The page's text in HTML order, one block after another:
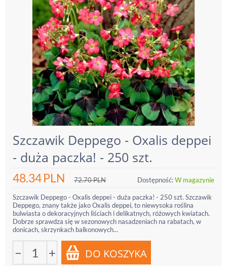
Szczawik Deppego - Oxalis deppei
- duża paczka! - 250 szt.
48.34PLN 72.70PLN Dostępność:W magazynie
Szczawik Deppego - Oxalis deppei - duża paczka! - 250 szt. Szczawik
Deppego, znany także jako Oxalis deppei, to niewysoka roślina
bulwiasta o dekoracyjnych liściach i delikatnych, różowych kwiatach.
Dobrze sprawdza się w sezonowych nasadzeniach na rabatach, w
donicach, skrzynkach balkonowych...
− +